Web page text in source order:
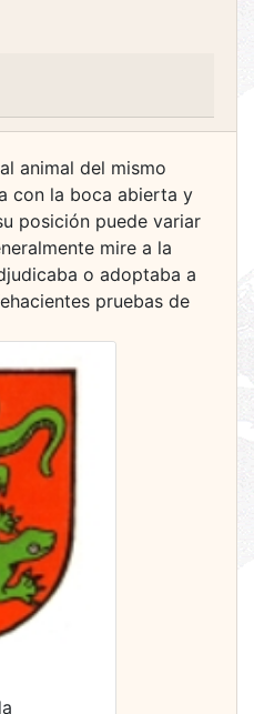
animal del mismo
con la boca abierta y
posición puede variar
mire a la
o adoptaba a
pruebas de